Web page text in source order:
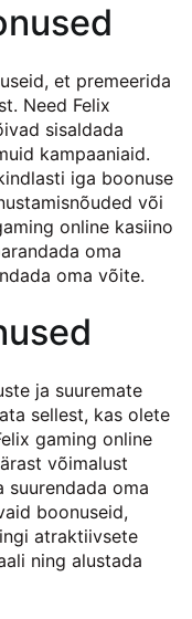
et premeerida
Need Felix
sisaldada
kampaaniaid.
iga boonuse
või
online kasiino
oma
oma võite.
ja suuremate
sellest, kas olete
gaming online
võimalust
suurendada oma
boonuseid,
atraktiivsete
ning alustada